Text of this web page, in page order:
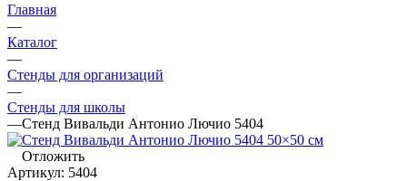
Главная
—
Каталог
—
Стенды для организаций
—
Стенды для школы
—Стенд Вивальди Антонио Лючио 5404
Отложить
Артикул: 5404